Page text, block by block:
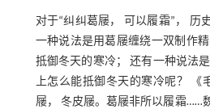
对于“纠纠葛屦， 可以履霜”， 历
一种说法是用葛屦缠绕一双制作
抵御冬天的寒冷； 还有一种说法
上怎么能抵御冬天的寒冷呢？ 《
屦， 冬皮屦。葛屦非所以履霜……